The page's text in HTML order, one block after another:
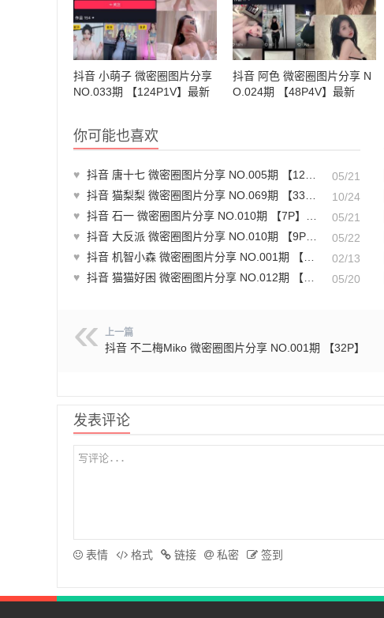
抖音 小萌子 微密圈图片分享
NO.033期 【124P1V】最新
抖音 阿色 微密圈图片分享 N
O.024期 【48P4V】最新
你可能也喜欢
♥ 抖音 唐十七 微密圈图片分享 NO.005期 【127P】
05/21
♥ 抖音 猫梨梨 微密圈图片分享 NO.069期 【33P】最新至：2024.9.21
10/24
♥ 抖音 石一 微密圈图片分享 NO.010期 【7P】最新至：2023.7.21
05/21
♥ 抖音 大反派 微密圈图片分享 NO.010期 【9P8V】最新至：2024.1.28
05/22
♥ 抖音 机智小森 微密圈图片分享 NO.001期 【17P】最新至：2025.1.19
02/13
♥ 抖音 猫猫好困 微密圈图片分享 NO.012期 【9P】 05/20
上一篇
抖音 不二梅Miko 微密圈图片分享 NO.001期 【32P】
发表评论
表情 格式 链接 私密 签到